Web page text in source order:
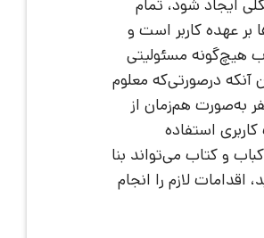
ایجاد شود، تمام
بر عهده کاربر است و
هیچ‌گونه مسئولیتی
آنکه درصورتی‌که معلوم
به‌صورت هم‌زمان از
استفاده
و کتاب می‌تواند بنا
اقدامات لازم را انجام